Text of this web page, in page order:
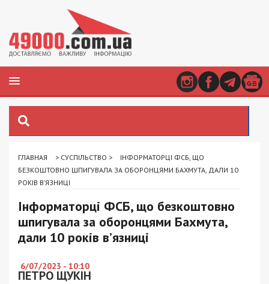
ГЛАВНАЯ > СУСПІЛЬСТВО >
ІНФОРМАТОРЦІ ФСБ, ЩО
БЕЗКОШТОВНО ШПИГУВАЛА ЗА ОБОРОНЦЯМИ БАХМУТА, ДАЛИ 10
РОКІВ В’ЯЗНИЦІ
Інформаторці ФСБ, що безкоштовно
шпигувала за оборонцями Бахмута,
дали 10 років в’язниці
6/07/2023 - 10:10
ПЕТРО ЩУКІН